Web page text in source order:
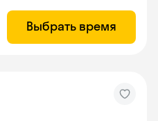
Выбрать время